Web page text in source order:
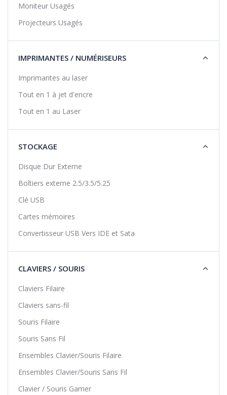
Moniteur Usagés
Projecteurs Usagés
IMPRIMANTES / NUMÉRISEURS
Imprimantes au laser
Tout en 1 à jet d'encre
Tout en 1 au Laser
STOCKAGE
Disque Dur Externe
Boîtiers externe 2.5/3.5/5.25
Clé USB
Cartes mémoires
Convertisseur USB Vers IDE et Sata
CLAVIERS / SOURIS
Claviers Filaire
Claviers sans-fil
Souris Filaire
Souris Sans Fil
Ensembles Clavier/Souris Filaire
Ensembles Clavier/Souris Sans Fil
Clavier / Souris Gamer